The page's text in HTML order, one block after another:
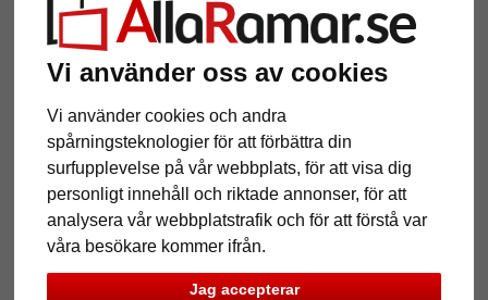
Vi använder oss av cookies
Vi använder cookies och andra
spårningsteknologier för att förbättra din
surfupplevelse på vår webbplats, för att visa dig
personligt innehåll och riktade annonser, för att
analysera vår webbplatstrafik och för att förstå var
våra besökare kommer ifrån.
Jag accepterar
Tillbaka